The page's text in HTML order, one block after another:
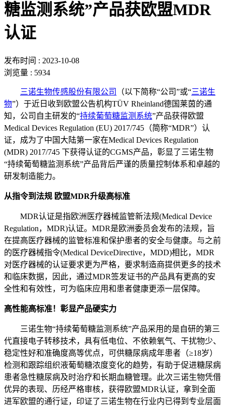
糖监测系统”产品获欧盟MDR
认证
发布时间 : 2023-10-08
浏览量 : 5934
三诺生物传感股份有限公司 （以下简称“公司”或“三诺生
物”）于近日收到欧盟公告机构TÜV Rheinland德国莱茵的通
知，公司自主研发的“持续葡萄糖监测系统”产品获得欧盟
Medical Devices Regulation (EU) 2017/745（简称“MDR”）认
证，成为了中国大陆第一家在Medical Devices Regulation
(MDR) 2017/745 下获得认证的CGMS产品，彰显了三诺生物
“持续葡萄糖监测系统”产品背后严谨的质量控制体系和卓越的
研发制造能力。
从指令到法规 欧盟MDR升级高标准
MDR认证是指欧洲医疗器械监管新法规(Medical Device
Regulation，MDR)认证。MDR是欧洲委员会发布的法规，旨
在提高医疗器械的监管标准和保护患者的安全与健康。与之前
的医疗器械指令(Medical DeviceDirective，MDD)相比，MDR
对医疗器械的认证要求更为严格，要求制造商提供更多的技术
和临床数据，因此，通过MDR签发证书的产品具有更高的安
全性和有效性，可为临床应用和患者健康更添一层保障。
高性能高标准！彰显产品硬实力
三诺生物“持续葡萄糖监测系统”产品采用的是自研的第三
代直接电子转移技术，具有低电位、不依赖氧气、干扰物少、
稳定性好和准确度高等优点，可供糖尿病成年患者（≥18岁）
检测和跟踪组织液葡萄糖浓度变化的趋势，有助于促进糖尿病
患者急性糖尿病及时治疗和长期血糖管理。
此次三诺生物凭借
优异的表现、历经严格审核，获得欧盟MDR认证，拿到全面
进军欧盟的通行证，印证了三诺生物在行业内已得到专业层面